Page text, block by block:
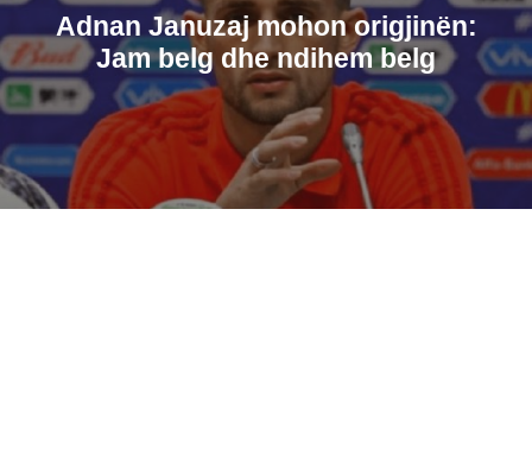
Adnan Januzaj mohon origjinën:
Jam belg dhe ndihem belg